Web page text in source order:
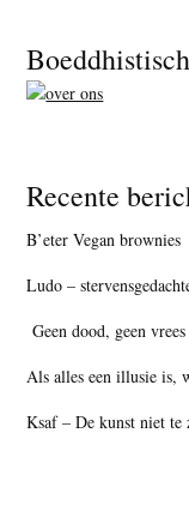
Footer
Recente
B’eter Vegan brownies
Ludo –
Geen dood, geen
Als alles een illusie is,
Ksaf – De kunst niet te